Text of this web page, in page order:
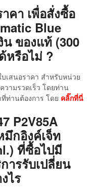
คา เพื่อสั่งซื้อ
Blue
ของแท้ (300
หรือไม่ ?
เสนอราคา สำหรับหน่วย
วามรวดเร็ว โดยท่าน
ท่านต้องการ โดย คลิ๊กที่นี่
P2V85A
กอิงค์เจ็ท
ที่ซื้อไปมี
ารรับเปลี่ยน
ไร